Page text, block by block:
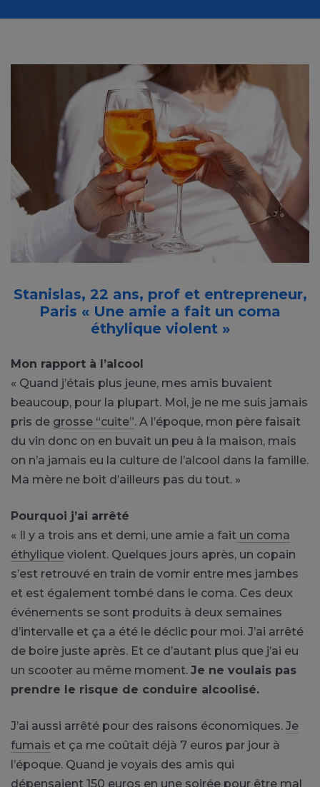
Stanislas, 22 ans, prof et entrepreneur,
Paris « Une amie a fait un coma
éthylique violent »
Mon rapport à l’alcool
« Quand j’étais plus jeune, mes amis buvaient
beaucoup, pour la plupart. Moi, je ne me suis jamais
pris de grosse “cuite”. A l’époque, mon père faisait
du vin donc on en buvait un peu à la maison, mais
on n’a jamais eu la culture de l’alcool dans la famille.
Ma mère ne boit d’ailleurs pas du tout. »
Pourquoi j’ai arrêté
« Il y a trois ans et demi, une amie a fait un coma
éthylique violent. Quelques jours après, un copain
s’est retrouvé en train de vomir entre mes jambes
et est également tombé dans le coma. Ces deux
événements se sont produits à deux semaines
d’intervalle et ça a été le déclic pour moi. J’ai arrêté
de boire juste après. Et ce d’autant plus que j’ai eu
un scooter au même moment. Je ne voulais pas
prendre le risque de conduire alcoolisé.
J’ai aussi arrêté pour des raisons économiques. Je
fumais et ça me coûtait déjà 7 euros par jour à
l’époque. Quand je voyais des amis qui
dépensaient 150 euros en une soirée pour être mal